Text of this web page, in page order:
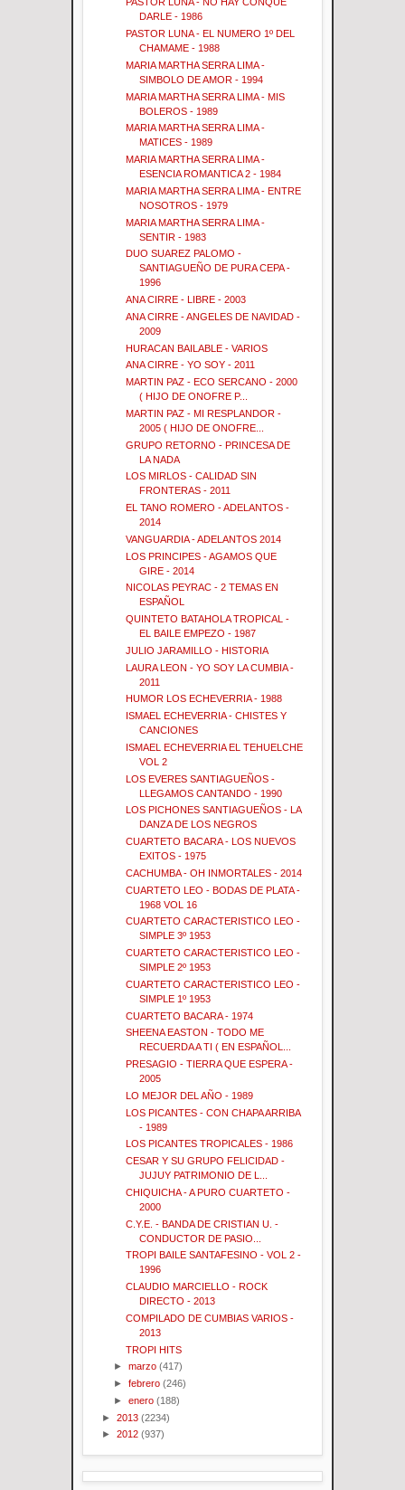
PASTOR LUNA - NO HAY CONQUE
DARLE - 1986
PASTOR LUNA - EL NUMERO 1º DEL
CHAMAME - 1988
MARIA MARTHA SERRA LIMA -
SIMBOLO DE AMOR - 1994
MARIA MARTHA SERRA LIMA - MIS
BOLEROS - 1989
MARIA MARTHA SERRA LIMA -
MATICES - 1989
MARIA MARTHA SERRA LIMA -
ESENCIA ROMANTICA 2 - 1984
MARIA MARTHA SERRA LIMA - ENTRE
NOSOTROS - 1979
MARIA MARTHA SERRA LIMA -
SENTIR - 1983
DUO SUAREZ PALOMO -
SANTIAGUEÑO DE PURA CEPA -
1996
ANA CIRRE - LIBRE - 2003
ANA CIRRE - ANGELES DE NAVIDAD -
2009
HURACAN BAILABLE - VARIOS
ANA CIRRE - YO SOY - 2011
MARTIN PAZ - ECO SERCANO - 2000
( HIJO DE ONOFRE P...
MARTIN PAZ - MI RESPLANDOR -
2005 ( HIJO DE ONOFRE...
GRUPO RETORNO - PRINCESA DE
LA NADA
LOS MIRLOS - CALIDAD SIN
FRONTERAS - 2011
EL TANO ROMERO - ADELANTOS -
2014
VANGUARDIA - ADELANTOS 2014
LOS PRINCIPES - AGAMOS QUE
GIRE - 2014
NICOLAS PEYRAC - 2 TEMAS EN
ESPAÑOL
QUINTETO BATAHOLA TROPICAL -
EL BAILE EMPEZO - 1987
JULIO JARAMILLO - HISTORIA
LAURA LEON - YO SOY LA CUMBIA -
2011
HUMOR LOS ECHEVERRIA - 1988
ISMAEL ECHEVERRIA - CHISTES Y
CANCIONES
ISMAEL ECHEVERRIA EL TEHUELCHE
VOL 2
LOS EVERES SANTIAGUEÑOS -
LLEGAMOS CANTANDO - 1990
LOS PICHONES SANTIAGUEÑOS - LA
DANZA DE LOS NEGROS
CUARTETO BACARA - LOS NUEVOS
EXITOS - 1975
CACHUMBA - OH INMORTALES - 2014
CUARTETO LEO - BODAS DE PLATA -
1968 VOL 16
CUARTETO CARACTERISTICO LEO -
SIMPLE 3º 1953
CUARTETO CARACTERISTICO LEO -
SIMPLE 2º 1953
CUARTETO CARACTERISTICO LEO -
SIMPLE 1º 1953
CUARTETO BACARA - 1974
SHEENA EASTON - TODO ME
RECUERDA A TI ( EN ESPAÑOL...
PRESAGIO - TIERRA QUE ESPERA -
2005
LO MEJOR DEL AÑO - 1989
LOS PICANTES - CON CHAPA ARRIBA
- 1989
LOS PICANTES TROPICALES - 1986
CESAR Y SU GRUPO FELICIDAD -
JUJUY PATRIMONIO DE L...
CHIQUICHA - A PURO CUARTETO -
2000
C.Y.E. - BANDA DE CRISTIAN U. -
CONDUCTOR DE PASIO...
TROPI BAILE SANTAFESINO - VOL 2 -
1996
CLAUDIO MARCIELLO - ROCK
DIRECTO - 2013
COMPILADO DE CUMBIAS VARIOS -
2013
TROPI HITS
►marzo (417)
►febrero (246)
►enero (188)
► 2013 (2234)
► 2012 (937)